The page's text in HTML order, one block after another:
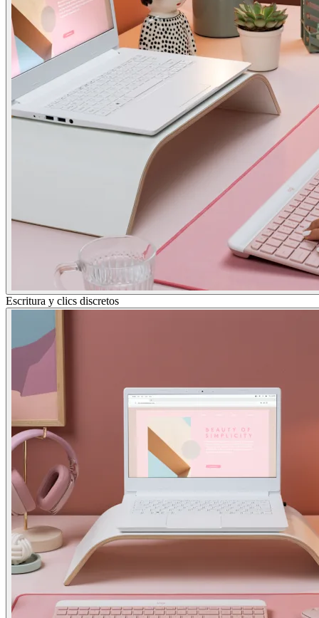
Escritura y clics discretos